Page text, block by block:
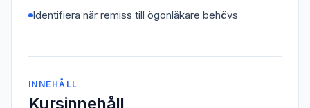
Identifiera när remiss till ögonläkare behövs
INNEHÅLL
Kursinnehåll